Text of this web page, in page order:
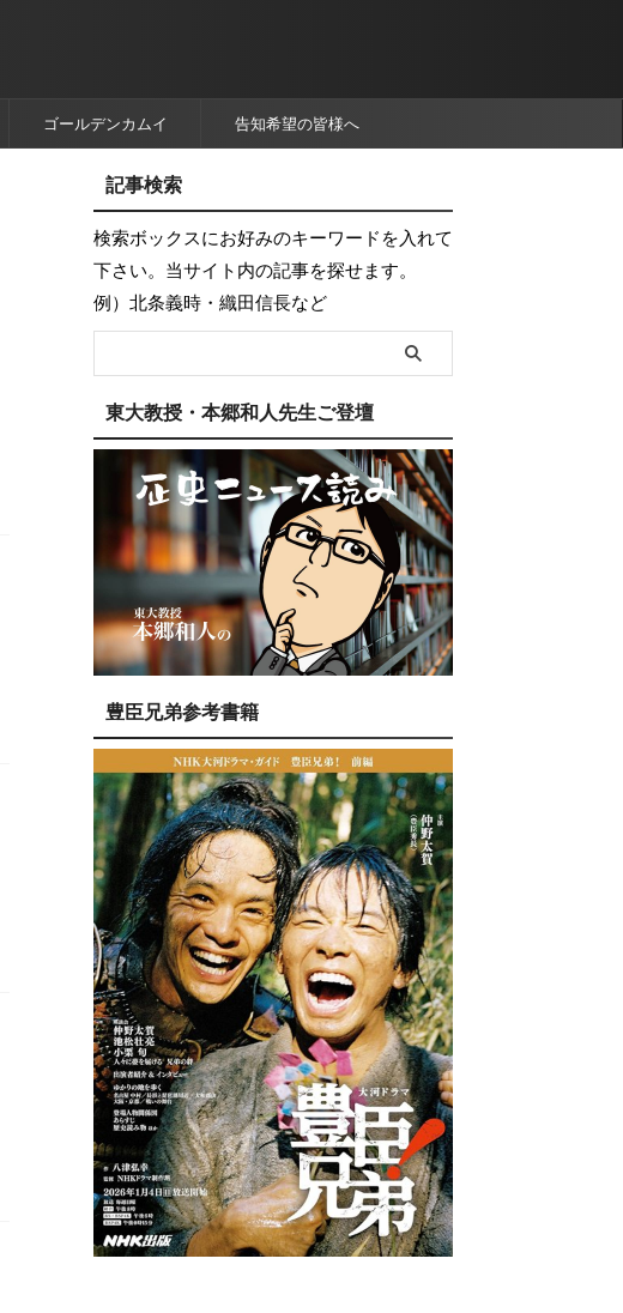
ゴールデンカムイ 告知希望の皆様へ
記事検索
検索ボックスにお好みのキーワードを入れて
下さい。当サイト内の記事を探せます。
例）北条義時・織田信長など
東大教授・本郷和人先生ご登壇
豊臣兄弟参考書籍